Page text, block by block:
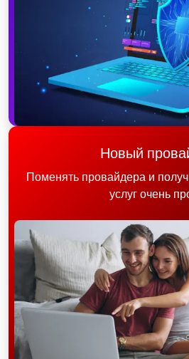
Новый
Поменять провайдера и
услуг очень